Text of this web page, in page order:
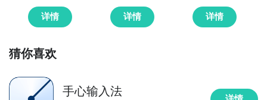
详情 详情 详情
猜你喜欢
手心输入法